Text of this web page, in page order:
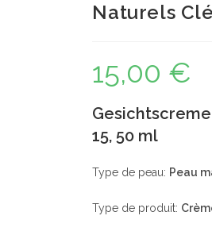
Naturels
15,00 €
15, 50 ml
Type de peau: Peau
Type de produit: